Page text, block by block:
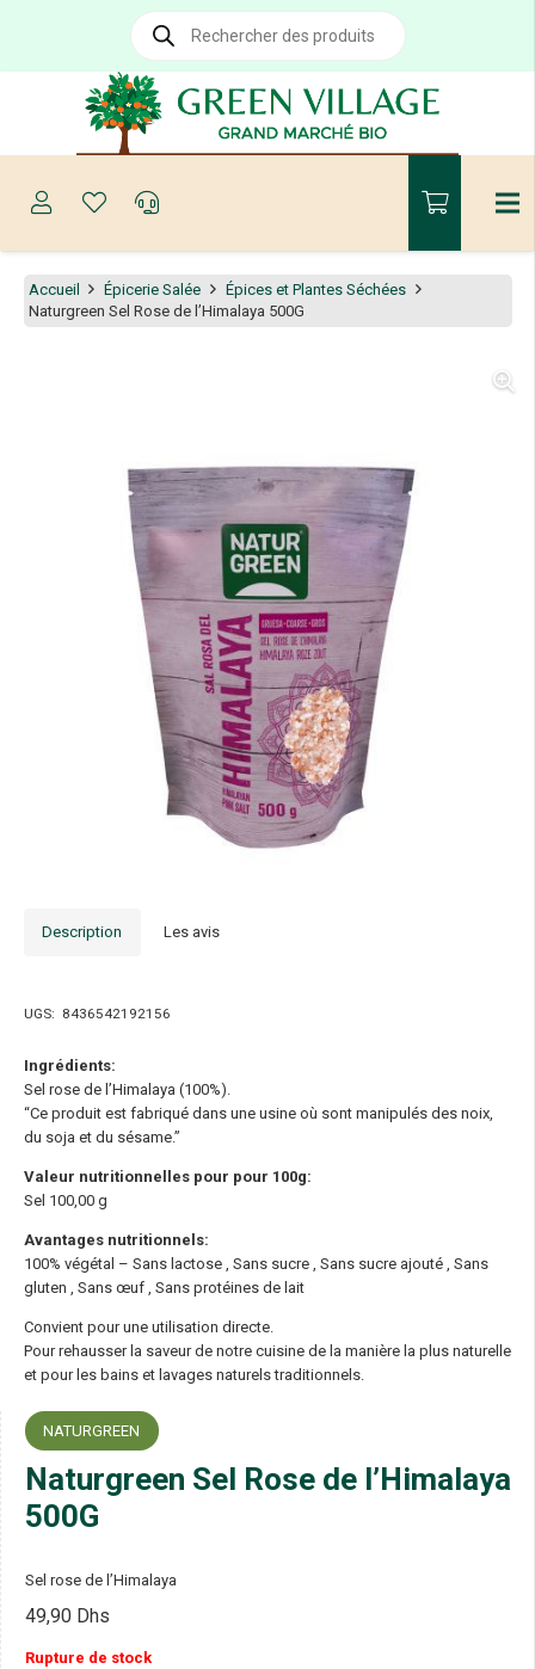
Recherche
produits
Accueil Épicerie Salée
Épices et Plantes Séchées
Naturgreen Sel Rose de l’Himalaya 500G
Description Les avis
UGS: 8436542192156
Ingrédients:
Sel rose de l’Himalaya (100%).
“Ce produit est fabriqué dans une usine où sont manipulés des noix,
du soja et du sésame.”
Valeur nutritionnelles pour pour 100g:
Sel 100,00 g
Avantages nutritionnels:
100% végétal – Sans lactose , Sans sucre , Sans sucre ajouté , Sans
gluten , Sans œuf , Sans protéines de lait
Convient pour une utilisation directe.
Pour rehausser la saveur de notre cuisine de la manière la plus naturelle
et pour les bains et lavages naturels traditionnels.
NATURGREEN
Naturgreen Sel Rose de l’Himalaya
500G
Sel rose de l’Himalaya
49,90 Dhs
Rupture de stock